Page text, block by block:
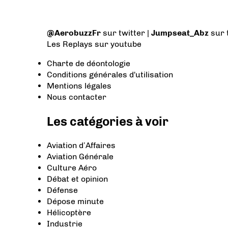
@AerobuzzFr sur twitter | Jumpseat_Abz sur
Les Replays sur youtube
Charte de déontologie
Conditions générales d'utilisation
Mentions légales
Nous contacter
Les catégories à voir
Aviation d’Affaires
Aviation Générale
Culture Aéro
Débat et opinion
Défense
Dépose minute
Hélicoptère
Industrie